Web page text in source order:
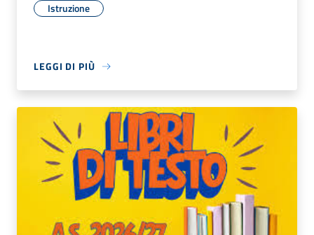
Istruzione
LEGGI DI PIÙ